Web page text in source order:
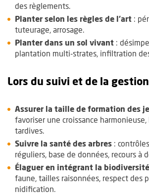
des règlements.
Planter selon les règles de l’art :
tuteurage, arrosage.
Planter dans un sol vivant :
plantation multi-strates, infiltration
Lors du suivi et de la
Assurer la taille de formation des
favoriser une croissance
tardives.
Suivre la santé des arbres :
réguliers, base de données, recours à
Élaguer en intégrant la biodiversité
faune, tailles raisonnées, respect des
nidification.